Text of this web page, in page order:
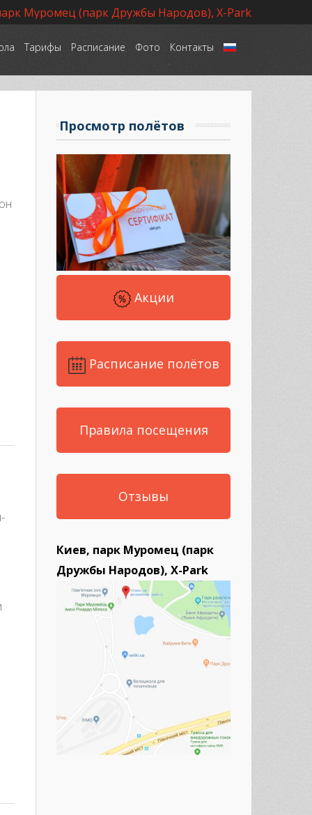
Муромец (парк Дружбы Народов), X-Park
Тарифы Расписание Фото Контакты Язык
Просмотр полётов
Акции
Расписание полётов
Правила посещения
Отзывы
Киев, парк Муромец (парк
Дружбы Народов), X-Park